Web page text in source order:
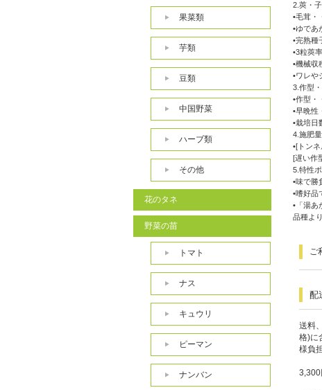
2.莢・
•毛茸・
•ゆであ
•完熟種
•3粒莢
•機械収
•ワレや
3.作型
•作型・
•早晩性
•栽培日
4.施肥量
•[トン
[遅い作
5.特性
•味で勝
•嗜好品
•「湯あ
品種よ
ご
配
送料
格)に
様負
3,300
果菜類
芋類
豆類
中国野菜
ハーブ類
その他
花のタネ
野菜の苗
トマト
ナス
キュウリ
ピーマン
ナンバン